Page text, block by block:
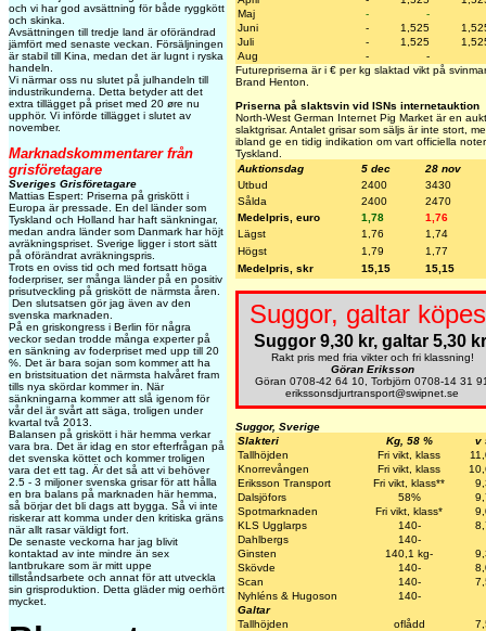
och vi har god avsättning för både ryggkött
och skinka.
Avsättningen till tredje land är oförändrad
jämfört med senaste veckan. Försäljningen
är stabil till Kina, medan det är lugnt i ryska
handeln.
Vi närmar oss nu slutet på julhandeln till
industrikunderna. Detta betyder att det
extra tillägget på priset med 20 øre nu
upphör. Vi införde tillägget i slutet av
november.
Marknadskommentarer från
grisföretagare
Sveriges Grisföretagare
Mattias Espert: Priserna på griskött i
Europa är pressade. En del länder som
Tyskland och Holland har haft sänkningar,
medan andra länder som Danmark har höjt
avräkningspriset. Sverige ligger i stort sätt
på oförändrat avräkningspris.
Trots en oviss tid och med fortsatt höga
foderpriser, ser många länder på en positiv
prisutveckling på griskött de närmsta åren.
Den slutsatsen gör jag även av den
svenska marknaden.
På en griskongress i Berlin för några
veckor sedan trodde många experter på
en sänkning av foderpriset med upp till 20
%. Det är bara sojan som kommer att ha
en bristsituation det närmsta halvåret fram
tills nya skördar kommer in. När
sänkningarna kommer att slå igenom för
vår del är svårt att säga, troligen under
kvartal två 2013.
Balansen på griskött i här hemma verkar
vara bra. Det är idag en stor efterfrågan på
det svenska köttet och kommer troligen
vara det ett tag. Är det så att vi behöver
2.5 - 3 miljoner svenska grisar för att hålla
en bra balans på marknaden här hemma,
så börjar det bli dags att bygga. Så vi inte
riskerar att komma under den kritiska gräns
när allt rasar väldigt fort.
De senaste veckorna har jag blivit
kontaktad av inte mindre än sex
lantbrukare som är mitt uppe
tillståndsarbete och annat för att utveckla
sin grisproduktion. Detta gläder mig oerhört
mycket.
Maj
-
-
Juni
- 1,525
Juli
- 1,525
Aug
-
-
Futurepriserna är i € per kg slaktad vikt på
Brand Henton.
Priserna på slaktsvin vid ISNs internetauktion
North-West German Internet Pig Market är en
slaktgrisar. Antalet grisar som säljs är inte stort,
ibland ge en tidig indikation om vart officiella
Tyskland.
Auktionsdag
5 dec
28 nov
Utbud
2400
3430
Sålda
2400
2470
Medelpris, euro
1,78
1,76
Lägst
1,76
1,74
Högst
1,79
1,77
Medelpris, skr
15,15 15,15
Suggor, galtar
Suggor 9,30 kr, galtar 5,30
Rakt pris med fria vikter och fri klassning!
Göran Eriksson
Göran 0708-42 64 10, Torbjörn 0708-14 31
erikssonsdjurtransport@swipnet.se
Suggor, Sverige
Slakteri
Kg, 58 %
v
Tallhöjden
Fri vikt, klass
Knorrevången
Fri vikt, klass
Eriksson Transport
Fri vikt, klass**
Dalsjöfors
58%
Spotmarknaden
Fri vikt, klass*
KLS Ugglarps
140-
Dahlbergs
140-
Ginsten
140,1 kg-
Skövde
140-
Scan
140-
Nyhléns & Hugoson
140-
Galtar
Tallhöjden
oflådd